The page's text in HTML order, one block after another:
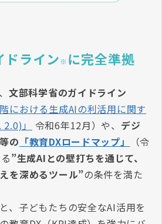
ドライン※ に完全準拠
文部科学省のガイドライン
における生成AIの利活用に関す
」
令和6年12月）や、 デジ
の 「教育DXロードマップ」
（令
”生成AIとの壁打ちを通じて、
を深めるツール”の条件を満た
、子どもたちの安全なAI活用を